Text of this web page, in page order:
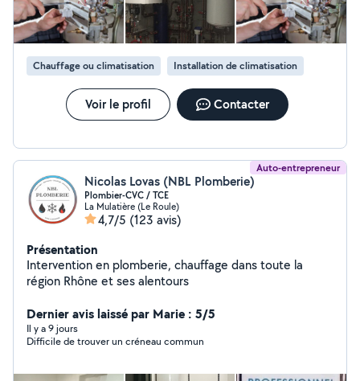
Chauffage ou climatisation Installation de climatisation
Voir le profil Contacter
Auto-entrepreneur
Nicolas Lovas (NBL Plomberie)
Plombier-CVC / TCE
La Mulatière (Le Roule)
4,7/5 (123 avis)
Présentation
Intervention en plomberie, chauffage dans toute la
région Rhône et ses alentours
Dernier avis laissé par Marie : 5/5
Il y a 9 jours
Difficile de trouver un créneau commun